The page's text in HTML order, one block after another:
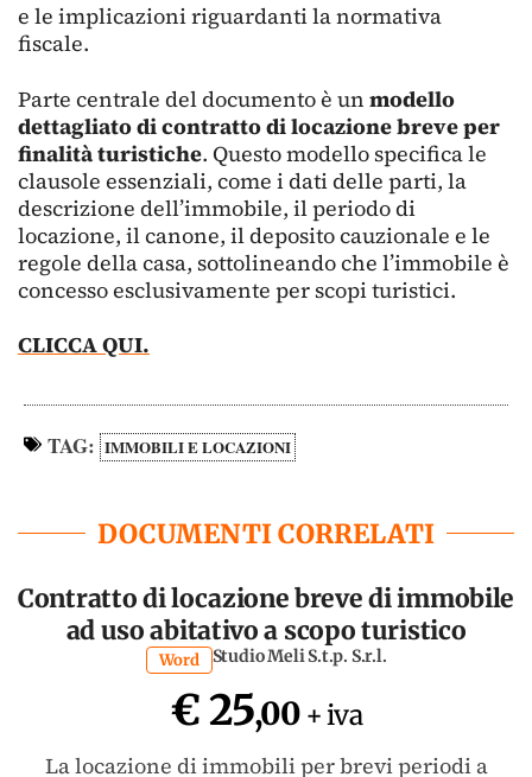
e le implicazioni riguardanti la normativa
fiscale.
Parte centrale del documento è un modello
dettagliato di contratto di locazione breve per
finalità turistiche. Questo modello specifica le
clausole essenziali, come i dati delle parti, la
descrizione dell’immobile, il periodo di
locazione, il canone, il deposito cauzionale e le
regole della casa, sottolineando che l’immobile è
concesso esclusivamente per scopi turistici.
CLICCA QUI.
TAG: IMMOBILI E LOCAZIONI
DOCUMENTI CORRELATI
Contratto di locazione breve di immobile
ad uso abitativo a scopo turistico
Word Studio Meli S.t.p. S.r.l.
€ 25,00 + iva
La locazione di immobili per brevi periodi a